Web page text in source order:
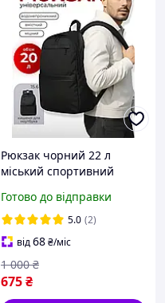
Рюкзак чорний 22 л
міський спортивний
універсальний жіночий
чоловічий для студента
подорожей підлітковий
молодіжний
Готово до відправки
5.0 (2)
від68₴/міс
675₴
1 000 ₴